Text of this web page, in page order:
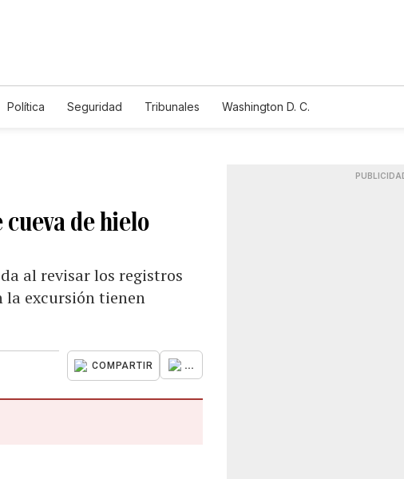
Política Seguridad Tribunales
Washington D. C.
de hielo
al revisar los registros
la excursión tienen
COMPARTIR ...